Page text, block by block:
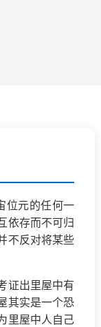
位元的任何一
依存而不可归
不反对将某些
证出里屋中有
其实是一个恐
里屋中人自己